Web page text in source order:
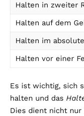
Halten in zweiter
Halten auf dem
Halten im
Halten vor einer
Es ist wichtig, sich
halten und das
Dies dient nicht nur